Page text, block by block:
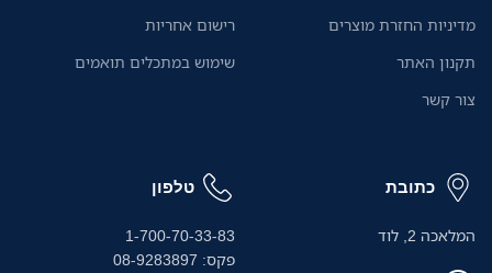
מדיניות החזרת מוצרים
תקנון האתר
צור קשר
רישום אחריות
שימוש במתכלים תואמים
כתובת
המלאכה 2, לוד
טלפון
1-700-70-33-83
פקס: 08-9283897